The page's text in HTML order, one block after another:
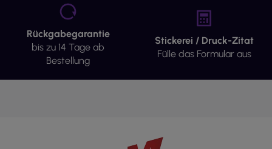
Rückgabegarantie
bis zu 14 Tage ab
Bestellung
Stickerei / Druck-Zitat
Fülle das Formular aus